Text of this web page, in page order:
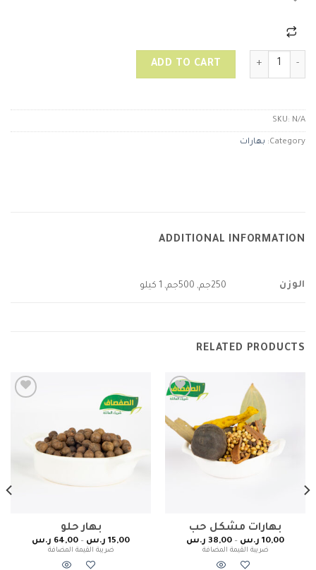
سحلب quantity
ADD TO CART
SKU: N/A
Category: بهارات
ADDITIONAL INFORMATION
الوزن 250جم, 500جم, 1 كيلو
RELATED PRODUCTS
wishlist
بهارات مشكل حب
10,00 ر.س –
38,00 ر.س
ضريبة القيمة المضافة
بهار حلو
15,00 ر.س –
64,00 ر.س
ضريبة القيمة المضافة